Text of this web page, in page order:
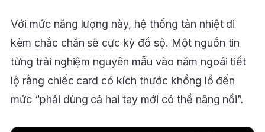
Với mức năng lượng này, hệ thống tản nhiệt đi
kèm chắc chắn sẽ cực kỳ đồ sộ. Một nguồn tin
từng trải nghiệm nguyên mẫu vào năm ngoái tiết
lộ rằng chiếc card có kích thước khổng lồ đến
mức “phải dùng cả hai tay mới có thể nâng nổi”.